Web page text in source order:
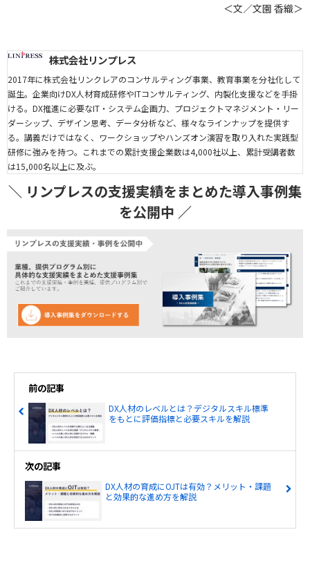
＜文／文園 香織＞
株式会社リンプレス
2017年に株式会社リンクレアのコンサルティング事業、教育事業を分社化して
誕生。企業向けDX人材育成研修やITコンサルティング、内製化支援などを手掛
ける。DX推進に必要なIT・システム企画力、プロジェクトマネジメント・リー
ダーシップ、デザイン思考、データ分析など、様々なラインナップを提供す
る。講義だけではなく、ワークショップやハンズオン演習を取り入れた実践型
研修に強みを持つ。これまでの累計支援企業数は4,000社以上、累計受講者数
は15,000名以上に及ぶ。
＼ リンプレスの支援実績をまとめた導入事例集
を公開中 ／
前の記事
DX人材のレベルとは？デジタルスキル標準
をもとに評価指標と必要スキルを解説
次の記事
DX人材の育成にOJTは有効？メリット・課題
と効果的な進め方を解説